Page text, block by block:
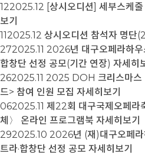
122025.12 [상시오디션] 세부스케
보기
112025.12 상시오디션 참석자 명단
272025.11 2026년 대구오페라하
합창단 선정 공모(기간 연장) 자세히
262025.11 2025 DOH 크리스마스
드> 참여 인원 모집 자세히보기
062025.11 제22회 대구국제오페라
체〉 온라인 프로그램북 자세히보기
292025.10 2026년 (재)대구오페
트라·합창단 선정 공모 자세히보기